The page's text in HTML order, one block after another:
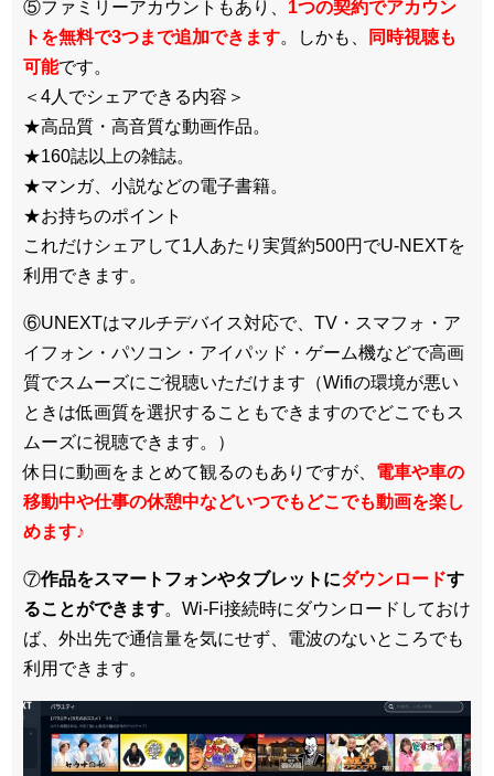
⑤ファミリーアカウントもあり、 1つの契約でアカウン
トを無料で3つまで追加できます。しかも、
同時視聴も
可能です。
＜4人でシェアできる内容＞
★高品質・高音質な動画作品。
★160誌以上の雑誌。
★マンガ、小説などの電子書籍。
★お持ちのポイント
これだけシェアして1人あたり実質約500円でU-NEXTを
利用できます。
⑥UNEXTはマルチデバイス対応で、TV・スマフォ・ア
イフォン・パソコン・アイパッド・ゲーム機などで高画
質でスムーズにご視聴いただけます（Wifiの環境が悪い
ときは低画質を選択することもできますのでどこでもス
ムーズに視聴できます。）
休日に動画をまとめて観るのもありですが、 電車や車の
移動中や仕事の休憩中などいつでもどこでも動画を楽し
めます♪
⑦作品をスマートフォンやタブレットにダウンロードす
ることができます。Wi-Fi接続時にダウンロードしておけ
ば、外出先で通信量を気にせず、電波のないところでも
利用できます。